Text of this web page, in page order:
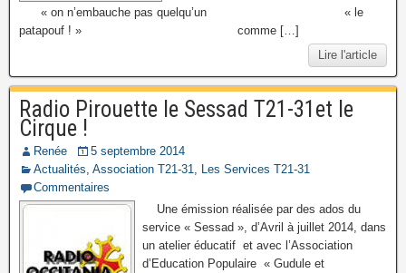
« on n’embauche pas quelqu’un « le
patapouf ! » comme […]
Lire l'article
Radio Pirouette le Sessad T21-31et le
Cirque !
Renée
5 septembre 2014
Actualités, Association T21-31, Les Services T21-31
Commentaires
Une émission réalisée par des ados du
service « Sessad », d’Avril à juillet 2014, dans
un atelier éducatif et avec l’Association
d’Education Populaire « Gudule et